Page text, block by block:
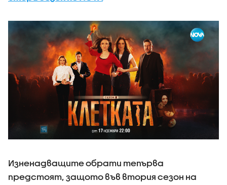
Изненадващите обрати тепърва
предстоят, защото във втория сезон на